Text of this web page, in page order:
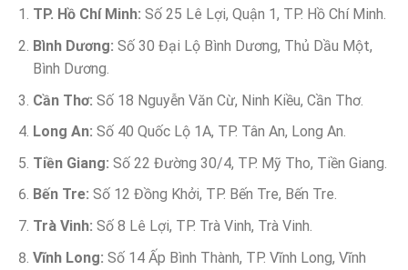
TP. Hồ Chí Minh: Số 25 Lê Lợi, Quận 1, TP. Hồ Chí Minh.
Bình Dương: Số 30 Đại Lộ Bình Dương, Thủ Dầu Một,
Bình Dương.
Cần Thơ: Số 18 Nguyễn Văn Cừ, Ninh Kiều, Cần Thơ.
Long An: Số 40 Quốc Lộ 1A, TP. Tân An, Long An.
Tiền Giang: Số 22 Đường 30/4, TP. Mỹ Tho, Tiền Giang.
Bến Tre: Số 12 Đồng Khởi, TP. Bến Tre, Bến Tre.
Trà Vinh: Số 8 Lê Lợi, TP. Trà Vinh, Trà Vinh.
Vĩnh Long: Số 14 Ấp Bình Thành, TP. Vĩnh Long, Vĩnh